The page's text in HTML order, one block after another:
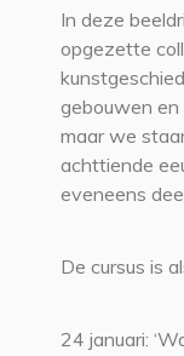
In deze
opgezette
gebouwen
maar we
achttiende
eveneens
De cursus is
24 januari: